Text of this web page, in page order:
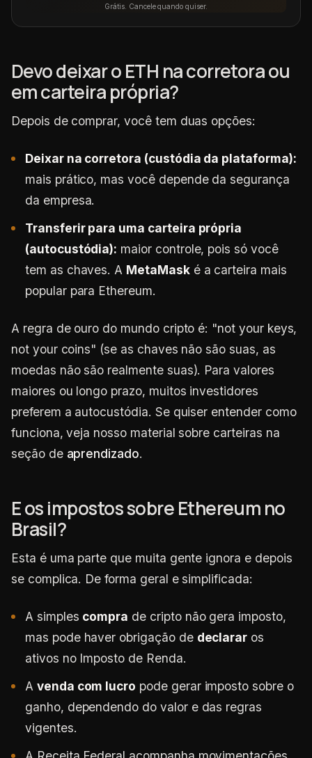
Grátis. Cancele quando quiser.
Devo deixar o ETH na corretora ou
em carteira própria?
Depois de comprar, você tem duas opções:
Deixar na corretora (custódia da plataforma):
mais prático, mas você depende da segurança
da empresa.
Transferir para uma carteira própria
(autocustódia): maior controle, pois só você
tem as chaves. A MetaMaské a carteira mais
popular para Ethereum.
A regra de ouro do mundo cripto é: "not your keys,
not your coins" (se as chaves não são suas, as
moedas não são realmente suas). Para valores
maiores ou longo prazo, muitos investidores
preferem a autocustódia. Se quiser entender como
funciona, veja nosso material sobre carteiras na
seção de aprendizado.
E os impostos sobre Ethereum no
Brasil?
Esta é uma parte que muita gente ignora e depois
se complica. De forma geral e simplificada:
A simples compra de cripto não gera imposto,
mas pode haver obrigação de declarar os
ativos no Imposto de Renda.
A venda com lucro pode gerar imposto sobre o
ganho, dependendo do valor e das regras
vigentes.